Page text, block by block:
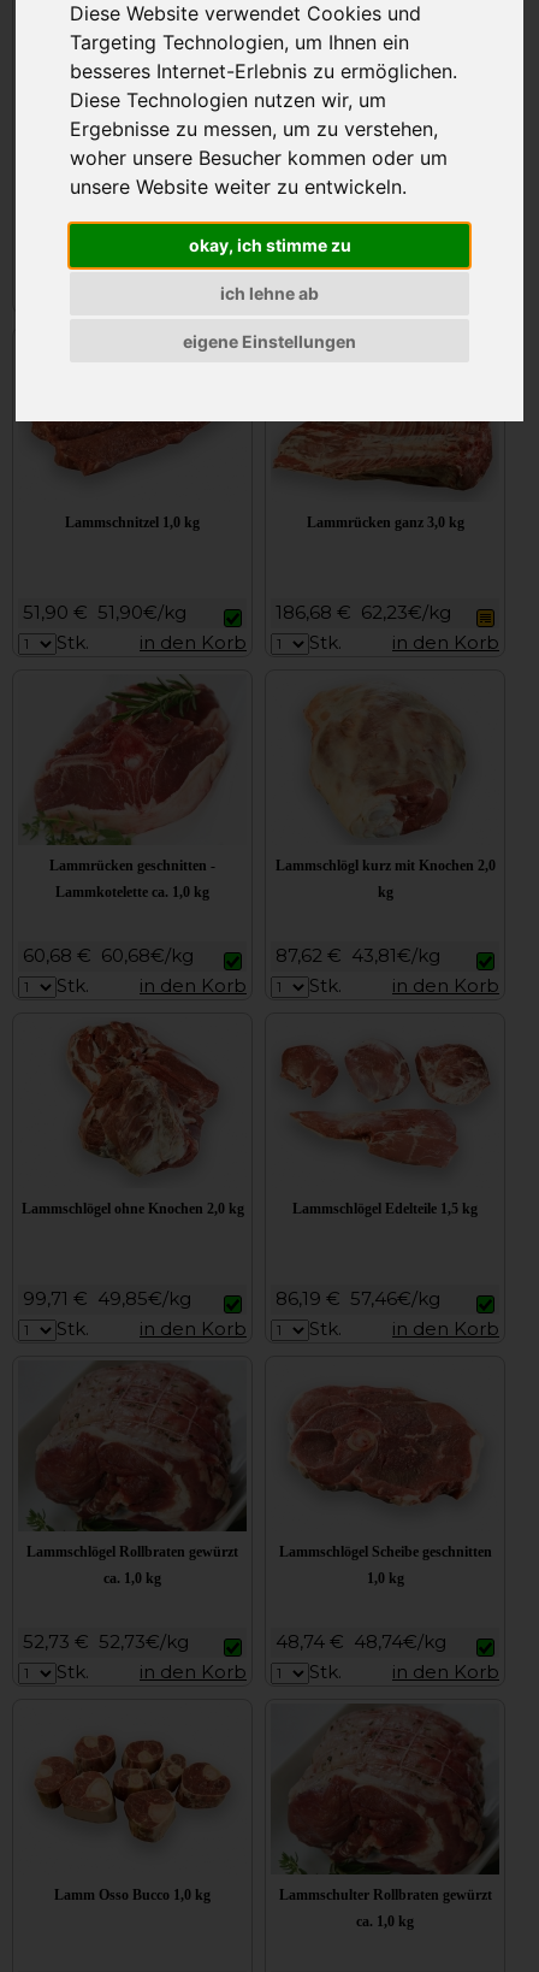
Diese Website verwendet Cookies und
Targeting Technologien, um Ihnen ein
besseres Internet-Erlebnis zu ermöglichen.
Diese Technologien nutzen wir, um
Ergebnisse zu messen, um zu verstehen,
woher unsere Besucher kommen oder um
unsere Website weiter zu entwickeln.
okay, ich stimme zu
ich lehne ab
eigene Einstellungen
Lammfilet und Lammlachse 1,0 kg
101,52 € 101,52€/kg
in den Korb
Lammkotelett BIO 1,0 kg
61,14 € 61,14€/kg
Stk.
Lammschnitzel 1,0 kg
51,90 € 51,90€/kg
Stk.
in den Korb
Lammrücken ganz 3,0 kg
186,68 € 62,23€/kg
Stk.
in den Korb
Lammrücken geschnitten -
Lammkotelette ca. 1,0 kg
60,68 € 60,68€/kg
Stk.
in den Korb
Lammschlögl kurz mit Knochen 2,0
kg
87,62 € 43,81€/kg
Stk.
in den Korb
Lammschlögel ohne Knochen 2,0 kg
99,71 € 49,85€/kg
Stk.
in den Korb
Lammschlögel Edelteile 1,5 kg
86,19 € 57,46€/kg
Stk.
in den Korb
Lammschlögel Rollbraten gewürzt
ca. 1,0 kg
52,73 € 52,73€/kg
Stk.
in den Korb
Lammschlögel Scheibe geschnitten
1,0 kg
48,74 € 48,74€/kg
Stk.
in den Korb
Lamm Osso Bucco 1,0 kg
Lammschulter Rollbraten gewürzt
ca. 1,0 kg